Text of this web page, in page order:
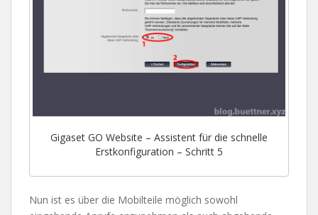
Gigaset GO Website – Assistent für die schnelle
Erstkonfiguration – Schritt 5
Nun ist es über die Mobilteile möglich sowohl